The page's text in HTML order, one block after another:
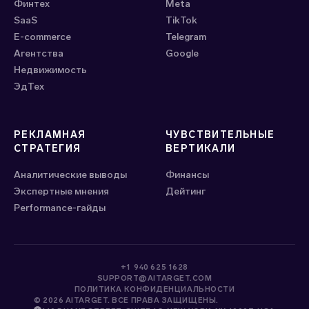
Финтех
SaaS
E-commerce
Агентства
Недвижимость
ЭдТех
Meta
ТikTok
Telegram
Google
РЕКЛАМНАЯ
СТРАТЕГИЯ
Аналитические выводы
Экспертные мнения
Performance-гайды
ЧУВСТВИТЕЛЬНЫЕ
ВЕРТИКАЛИ
Финансы
Дейтинг
© 2026 AITARGET. ВСЕ ПРАВА ЗАЩИЩЕНЫ.
ПОЛИТИКА КОНФИДЕНЦИАЛЬНОСТИ
SUPPORT@AITARGET.COM
+1 940 625 1628